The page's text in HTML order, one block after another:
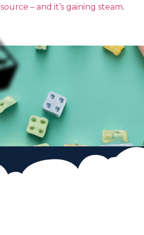
source – and it’s gaining steam.